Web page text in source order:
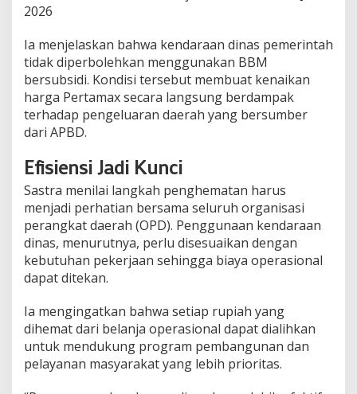
2026
Ia menjelaskan bahwa kendaraan dinas pemerintah
tidak diperbolehkan menggunakan BBM
bersubsidi. Kondisi tersebut membuat kenaikan
harga Pertamax secara langsung berdampak
terhadap pengeluaran daerah yang bersumber
dari APBD.
Efisiensi Jadi Kunci
Sastra menilai langkah penghematan harus
menjadi perhatian bersama seluruh organisasi
perangkat daerah (OPD). Penggunaan kendaraan
dinas, menurutnya, perlu disesuaikan dengan
kebutuhan pekerjaan sehingga biaya operasional
dapat ditekan.
Ia mengingatkan bahwa setiap rupiah yang
dihemat dari belanja operasional dapat dialihkan
untuk mendukung program pembangunan dan
pelayanan masyarakat yang lebih prioritas.